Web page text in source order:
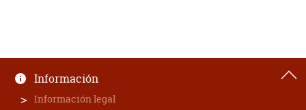
Información
Información legal